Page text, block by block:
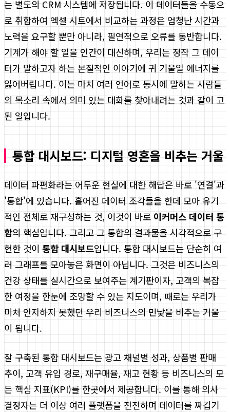
는 별도의 CRM 시스템에 저장됩니다. 이 데이터들을 수동으
로 취합하여 엑셀 시트에서 비교하는 과정은 엄청난 시간과
노력을 요구할 뿐만 아니라, 필연적으로 오류를 동반합니다.
기계가 해야 할 일을 인간이 대신하며, 우리는 정작 그 데이
터가 말하고자 하는 본질적인 이야기에 귀 기울일 에너지를
잃어버립니다. 이는 마치 여러 언어로 동시에 말하는 사람들
의 목소리 속에서 의미 있는 대화를 찾아내려는 것과 같이 고
된 일입니다.
통합 대시보드: 디지털 영혼을 비추는 거울
데이터 파편화라는 어두운 현실에 대한 해답은 바로 '연결'과
'통합'에 있습니다. 흩어진 데이터 조각들을 한데 모아 유기
적인 전체로 재구성하는 것, 이것이 바로 이커머스 데이터 통
합의 핵심입니다. 그리고 그 통합의 결과물을 시각적으로 구
현한 것이 통합 대시보드입니다. 통합 대시보드는 단순히 여
러 그래프를 모아놓은 화면이 아닙니다. 그것은 비즈니스의
건강 상태를 실시간으로 보여주는 계기판이자, 고객의 복잡
한 여정을 한눈에 조망할 수 있는 지도이며, 때로는 우리가
미처 인지하지 못했던 우리 비즈니스의 민낯을 비추는 거울
이 됩니다.
잘 구축된 통합 대시보드는 광고 채널별 성과, 상품별 판매
추이, 고객 유입 경로, 재구매율, 재고 현황 등 비즈니스의 모
든 핵심 지표(KPI)를 한곳에서 제공합니다. 이를 통해 의사
결정자는 더 이상 여러 플랫폼을 전전하며 데이터를 짜깁기